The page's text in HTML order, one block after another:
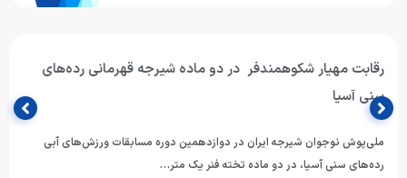
رقابت مهیار شکوهمندفر در دو ماده شیرجه قهرمانی رده‌های
سنی آسیا
ملی‌پوش نوجوان شیرجه ایران در دوازدهمین دوره مسابقات ورزش‌های آبی
رده‌های سنی آسیا، در دو ماده تخته فنر یک متر…